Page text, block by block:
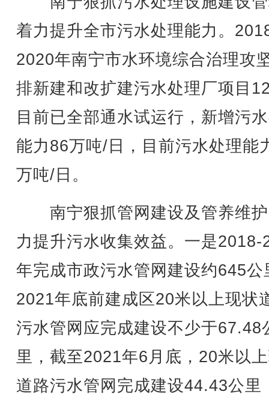
着力提升全市污水处理能力。
2020年南宁市水环境综合治理攻
排新建和改扩建污水处理厂项目
目前已全部通水试运行，新增污
能力86万吨/日，目前污水处理能
万吨/日。
南宁狠抓管网建设及管养维
力提升污水收集效益。一是2018-
年完成市政污水管网建设约645公
2021年底前建成区20米以上现状
污水管网应完成建设不少于67.48
里，截至2021年6月底，20米以
道路污水管网完成建设44.43公里